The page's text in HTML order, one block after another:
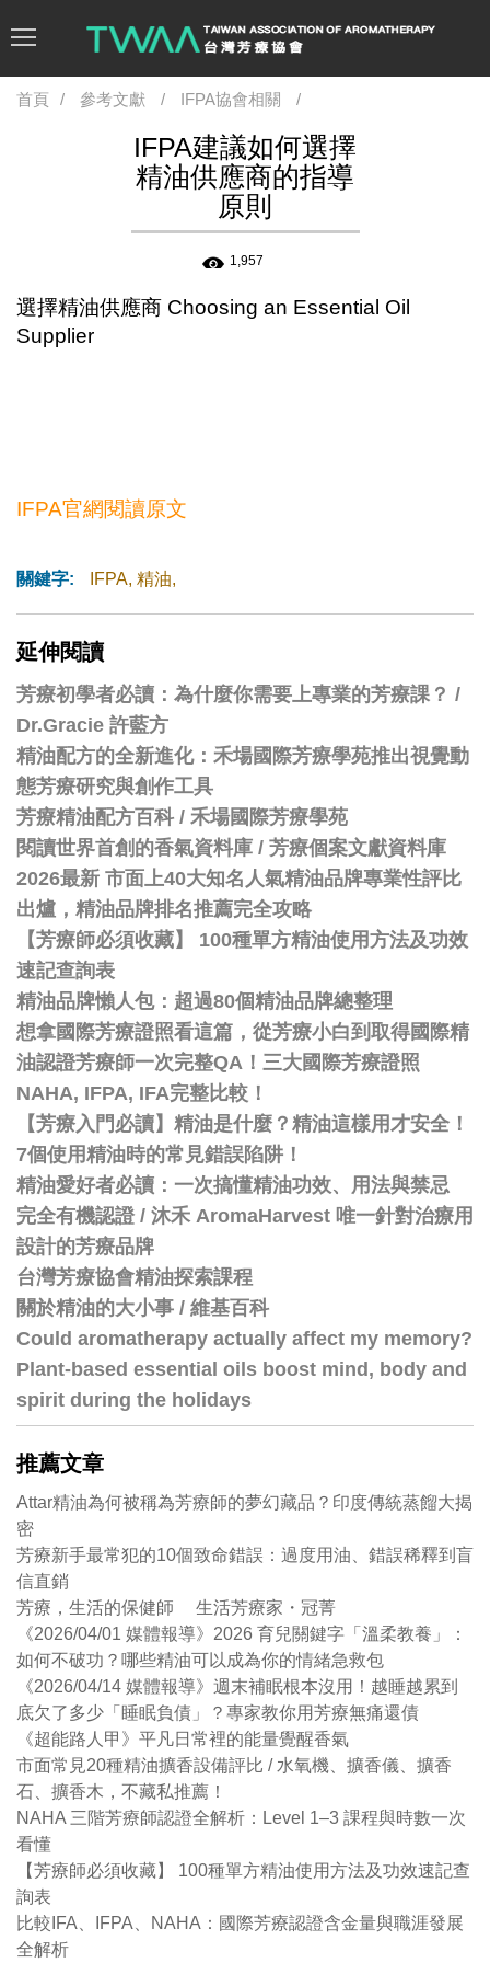
首頁 參考文獻 IFPA協會相關
IFPA建議如何選擇
精油供應商的指導
原則
1,957
選擇精油供應商 Choosing an Essential Oil
Supplier
IFPA官網閱讀原文
關鍵字: IFPA, 精油,
延伸閱讀
芳療初學者必讀：為什麼你需要上專業的芳療課？ /
Dr.Gracie 許藍方
精油配方的全新進化：禾場國際芳療學苑推出視覺動
態芳療研究與創作工具
芳療精油配方百科 / 禾場國際芳療學苑
閱讀世界首創的香氣資料庫 / 芳療個案文獻資料庫
2026最新 市面上40大知名人氣精油品牌專業性評比
出爐，精油品牌排名推薦完全攻略
【芳療師必須收藏】 100種單方精油使用方法及功效
速記查詢表
精油品牌懶人包：超過80個精油品牌總整理
想拿國際芳療證照看這篇，從芳療小白到取得國際精
油認證芳療師一次完整QA！三大國際芳療證照
NAHA, IFPA, IFA完整比較！
【芳療入門必讀】精油是什麼？精油這樣用才安全！
7個使用精油時的常見錯誤陷阱！
精油愛好者必讀：一次搞懂精油功效、用法與禁忌
完全有機認證 / 沐禾 AromaHarvest 唯一針對治療用
設計的芳療品牌
台灣芳療協會精油探索課程
關於精油的大小事 / 維基百科
Could aromatherapy actually affect my memory?
Plant-based essential oils boost mind, body and
spirit during the holidays
推薦文章
Attar精油為何被稱為芳療師的夢幻藏品？印度傳統蒸餾大揭
密
芳療新手最常犯的10個致命錯誤：過度用油、錯誤稀釋到盲
信直銷
芳療，生活的保健師 生活芳療家・冠菁
《2026/04/01 媒體報導》2026 育兒關鍵字「溫柔教養」：
如何不破功？哪些精油可以成為你的情緒急救包
《2026/04/14 媒體報導》週末補眠根本沒用！越睡越累到
底欠了多少「睡眠負債」？專家教你用芳療無痛還債
《超能路人甲》平凡日常裡的能量覺醒香氣
市面常見20種精油擴香設備評比 / 水氧機、擴香儀、擴香
石、擴香木，不藏私推薦！
NAHA 三階芳療師認證全解析：Level 1–3 課程與時數一次
看懂
【芳療師必須收藏】 100種單方精油使用方法及功效速記查
詢表
比較IFA、IFPA、NAHA：國際芳療認證含金量與職涯發展
全解析